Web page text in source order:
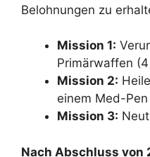
Belohnungen zu
Mission 1:
Primärwaffen
Mission 2:
einem Med-
Mission 3:
Nach Abschluss von